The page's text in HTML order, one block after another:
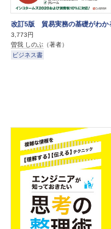
改訂5版 貿易実務の基礎がわか
3,773円
曽我 しのぶ （著者）
ビジネス書